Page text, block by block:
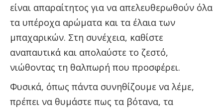
είναι απαραίτητος για να απελευθερωθούν όλα
τα υπέροχα αρώματα και τα έλαια των
μπαχαρικών. Στη συνέχεια, καθίστε
αναπαυτικά και απολαύστε το ζεστό,
νιώθοντας τη θαλπωρή που προσφέρει.
Φυσικά, όπως πάντα συνηθίζουμε να λέμε,
πρέπει να θυμάστε πως τα βότανα, τα